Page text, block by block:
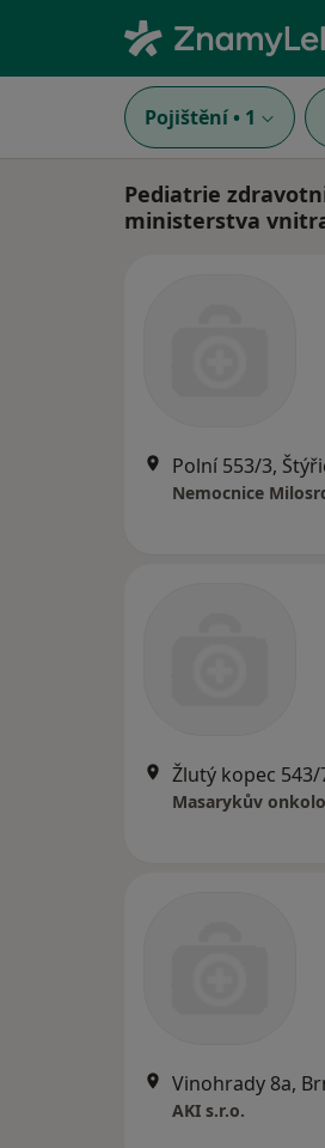
Pojištění • 1
Pediatrie
ministerstva
Polní 553/3,
Nemocnice
Žlutý kopec 543/
Masarykův
Vinohrady 8a,
AKI s.r.o.